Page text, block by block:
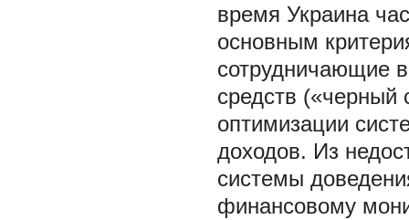
время Украина
основным
сотрудничающие
средств («черный
оптимизации
доходов. Из
системы
финансовому